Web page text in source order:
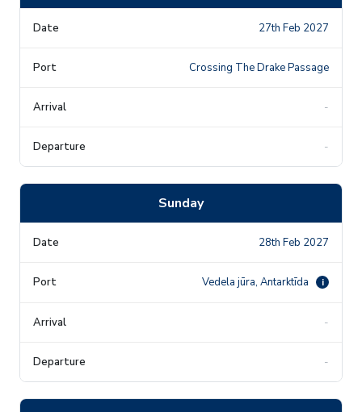
27th Feb 2027
Crossing The Drake Passage
-
-
Sunday
28th Feb 2027
Vedela jūra, Antarktīda i
-
-